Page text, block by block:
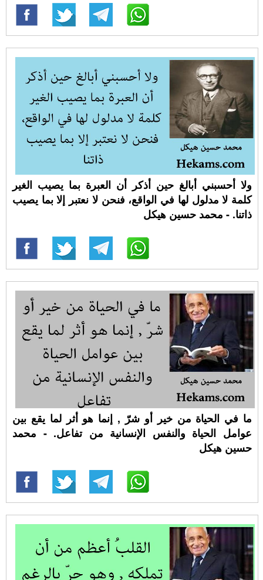
ولا أحسبني أبالغ حين أذكر أن العبرة بما يصيب الغير
كلمة لا مدلول لها في الواقع، فنحن لا نعتبر إلا بما يصيب
ذاتنا. - محمد حسين هيكل
ما في الحياة من خير أو شرّ , إنما هو أثر لما يقع بين
عوامل الحياة والنفس الإنسانية من تفاعل. - محمد
حسين هيكل